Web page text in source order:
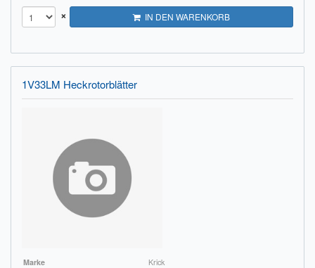
AGB und Kundeninformationen
Hinweise zur Batterieentsorgung
Impressum
FAQ
ÜBER UNS
× IN DEN WARENKORB
1V33LM Heckrotorblätter
Marke
Krick